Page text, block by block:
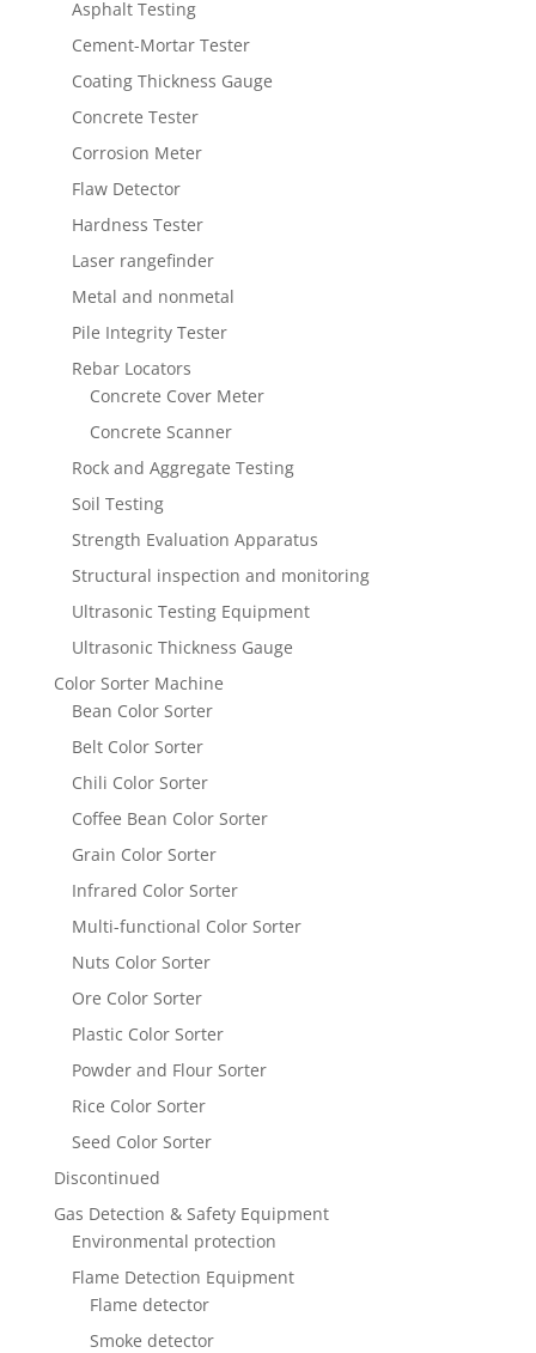
Asphalt Testing
Cement-Mortar Tester
Coating Thickness Gauge
Concrete Tester
Corrosion Meter
Flaw Detector
Hardness Tester
Laser rangefinder
Metal and nonmetal
Pile Integrity Tester
Rebar Locators
Concrete Cover Meter
Concrete Scanner
Rock and Aggregate Testing
Soil Testing
Strength Evaluation Apparatus
Structural inspection and monitoring
Ultrasonic Testing Equipment
Ultrasonic Thickness Gauge
Color Sorter Machine
Bean Color Sorter
Belt Color Sorter
Chili Color Sorter
Coffee Bean Color Sorter
Grain Color Sorter
Infrared Color Sorter
Multi-functional Color Sorter
Nuts Color Sorter
Ore Color Sorter
Plastic Color Sorter
Powder and Flour Sorter
Rice Color Sorter
Seed Color Sorter
Discontinued
Gas Detection & Safety Equipment
Environmental protection
Flame Detection Equipment
Flame detector
Smoke detector